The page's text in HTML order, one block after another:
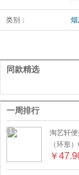
类别：
同款精选
一周排行
1
淘艺轩
（环形
色
￥